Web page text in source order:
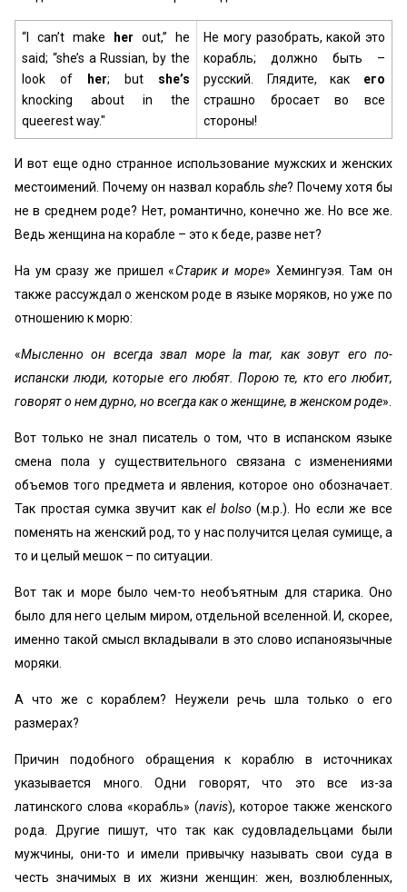
“I can’t make her out,” he
said; “she’s a Russian, by the
look of
her; but she’s
knocking about in the
queerest way."
Не могу разобрать, какой это
корабль; должно быть –
русский. Глядите, как его
страшно бросает во все
стороны!
И вот еще одно странное использование мужских и женских
местоимений. Почему он назвал корабльshe? Почему хотя бы
не в среднем роде? Нет, романтично, конечно же. Но все же.
Ведь женщина на корабле – это к беде, разве нет?
На ум сразу же пришел «Старик и море» Хемингуэя. Там он
также рассуждал о женском роде в языке моряков, но уже по
отношению к морю:
«Мысленно он всегда звал море la mar, как зовут его по-
испански люди, которые его любят. Порою те, кто его любит,
говорят о нем дурно, но всегда как о женщине, в женском роде».
Вот только не знал писатель о том, что в испанском языке
смена пола у существительного связана с изменениями
объемов того предмета и явления, которое оно обозначает.
Так простая сумка звучит какel bolso (м.р.). Но если же все
поменять на женский род, то у нас получится целая сумище, а
то и целый мешок – по ситуации.
Вот так и море было чем-то необъятным для старика. Оно
было для него целым миром, отдельной вселенной. И, скорее,
именно такой смысл вкладывали в это слово испаноязычные
моряки.
А что же с кораблем? Неужели речь шла только о его
размерах?
Причин подобного обращения к кораблю в источниках
указывается много. Одни говорят, что это все из-за
латинского слова «корабль» (navis), которое также женского
рода. Другие пишут, что так как судовладельцами были
мужчины, они-то и имели привычку называть свои суда в
честь значимых в их жизни женщин: жен, возлюбленных,